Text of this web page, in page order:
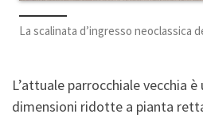
La scalinata d’ingresso neoclassica
L’attuale parrocchiale vecchia
dimensioni ridotte a pianta